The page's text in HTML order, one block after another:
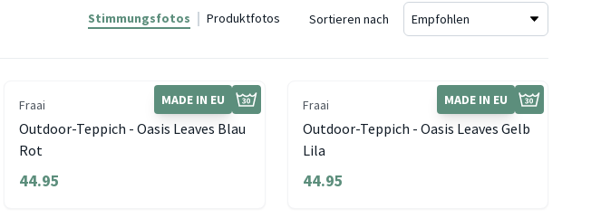
Stimmungsfotos Produktfotos Sortieren nach
MADE IN EU
Fraai
Outdoor-Teppich - Oasis Leaves Blau
Rot
44.95
MADE IN EU
Fraai
Outdoor-Teppich - Oasis Leaves Gelb
Lila
44.95